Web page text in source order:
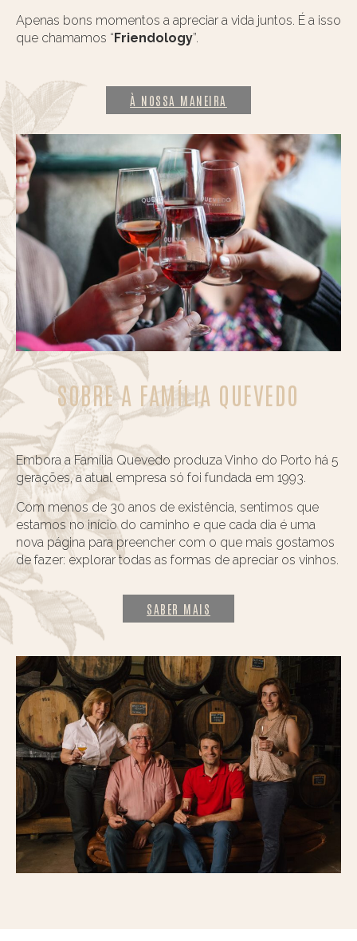
Apenas bons momentos a apreciar a vida juntos. É a isso
que chamamos “Friendology”.
À NOSSA MANEIRA
SOBRE A FAMÍLIA QUEVEDO
Embora a Família Quevedo produza Vinho do Porto há 5
gerações, a atual empresa só foi fundada em 1993.
Com menos de 30 anos de existência, sentimos que
estamos no início do caminho e que cada dia é uma
nova página para preencher com o que mais gostamos
de fazer: explorar todas as formas de apreciar os vinhos.
SABER MAIS